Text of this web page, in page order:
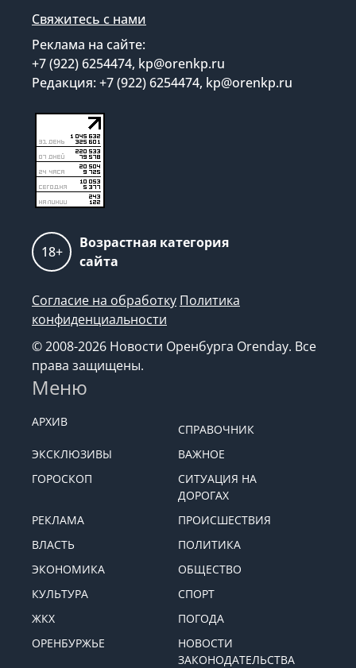
Свяжитесь с нами
Реклама на сайте:
+7 (922) 6254474, kp@orenkp.ru
Редакция: +7 (922) 6254474, kp@orenkp.ru
18+
Возрастная категория
сайта
Согласие на обработку Политика
конфиденциальности
© 2008-2026 Новости Оренбурга Orenday. Все
права защищены.
Меню
АРХИВ
СПРАВОЧНИК
ЭКСКЛЮЗИВЫ
ВАЖНОЕ
ГОРОСКОП
СИТУАЦИЯ НА
ДОРОГАХ
РЕКЛАМА
ПРОИСШЕСТВИЯ
ВЛАСТЬ
ПОЛИТИКА
ЭКОНОМИКА
ОБЩЕСТВО
КУЛЬТУРА
СПОРТ
ЖКХ
ПОГОДА
ОРЕНБУРЖЬЕ
НОВОСТИ
ЗАКОНОДАТЕЛЬСТВА